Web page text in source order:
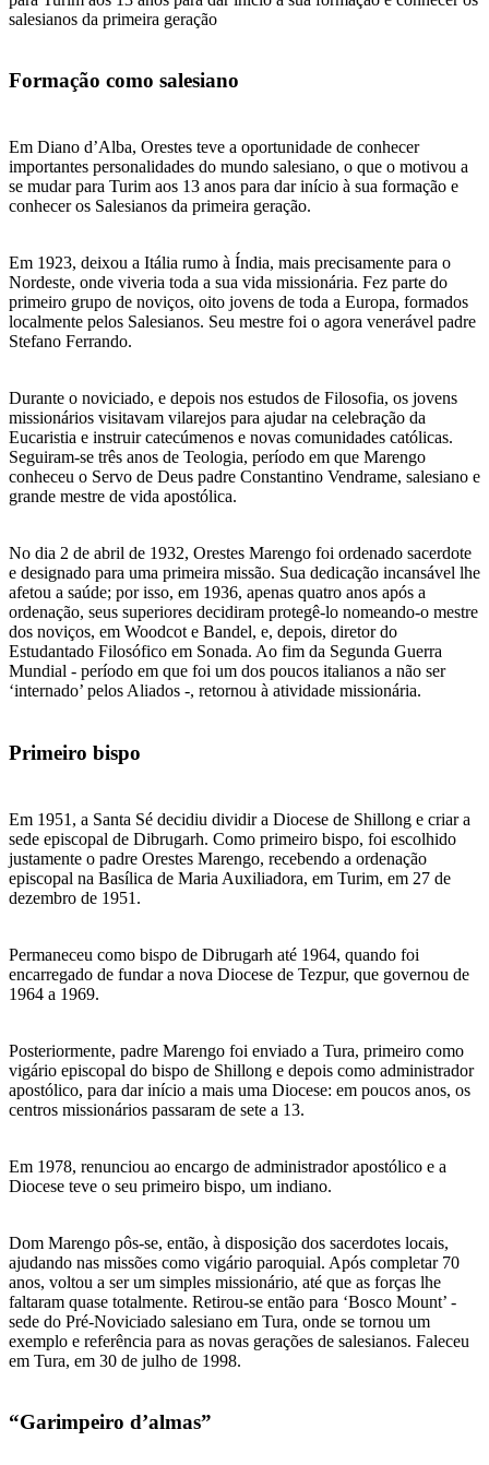
salesianos da primeira geração
Formação como salesiano
Em Diano d’Alba, Orestes teve a oportunidade de conhecer
importantes personalidades do mundo salesiano, o que o motivou a
se mudar para Turim aos 13 anos para dar início à sua formação e
conhecer os Salesianos da primeira geração.
Em 1923, deixou a Itália rumo à Índia, mais precisamente para o
Nordeste, onde viveria toda a sua vida missionária. Fez parte do
primeiro grupo de noviços, oito jovens de toda a Europa, formados
localmente pelos Salesianos. Seu mestre foi o agora venerável padre
Stefano Ferrando.
Durante o noviciado, e depois nos estudos de Filosofia, os jovens
missionários visitavam vilarejos para ajudar na celebração da
Eucaristia e instruir catecúmenos e novas comunidades católicas.
Seguiram-se três anos de Teologia, período em que Marengo
conheceu o Servo de Deus padre Constantino Vendrame, salesiano e
grande mestre de vida apostólica.
No dia 2 de abril de 1932, Orestes Marengo foi ordenado sacerdote
e designado para uma primeira missão. Sua dedicação incansável lhe
afetou a saúde; por isso, em 1936, apenas quatro anos após a
ordenação, seus superiores decidiram protegê-lo nomeando-o mestre
dos noviços, em Woodcot e Bandel, e, depois, diretor do
Estudantado Filosófico em Sonada. Ao fim da Segunda Guerra
Mundial - período em que foi um dos poucos italianos a não ser
‘internado’ pelos Aliados -, retornou à atividade missionária.
Primeiro bispo
Em 1951, a Santa Sé decidiu dividir a Diocese de Shillong e criar a
sede episcopal de Dibrugarh. Como primeiro bispo, foi escolhido
justamente o padre Orestes Marengo, recebendo a ordenação
episcopal na Basílica de Maria Auxiliadora, em Turim, em 27 de
dezembro de 1951.
Permaneceu como bispo de Dibrugarh até 1964, quando foi
encarregado de fundar a nova Diocese de Tezpur, que governou de
1964 a 1969.
Posteriormente, padre Marengo foi enviado a Tura, primeiro como
vigário episcopal do bispo de Shillong e depois como administrador
apostólico, para dar início a mais uma Diocese: em poucos anos, os
centros missionários passaram de sete a 13.
Em 1978, renunciou ao encargo de administrador apostólico e a
Diocese teve o seu primeiro bispo, um indiano.
Dom Marengo pôs-se, então, à disposição dos sacerdotes locais,
ajudando nas missões como vigário paroquial. Após completar 70
anos, voltou a ser um simples missionário, até que as forças lhe
faltaram quase totalmente. Retirou-se então para ‘Bosco Mount’ -
sede do Pré-Noviciado salesiano em Tura, onde se tornou um
exemplo e referência para as novas gerações de salesianos. Faleceu
em Tura, em 30 de julho de 1998.
“Garimpeiro d’almas”